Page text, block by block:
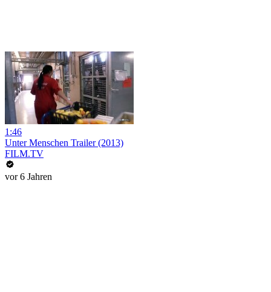
1:46
Unter Menschen Trailer (2013)
FILM.TV
vor 6 Jahren